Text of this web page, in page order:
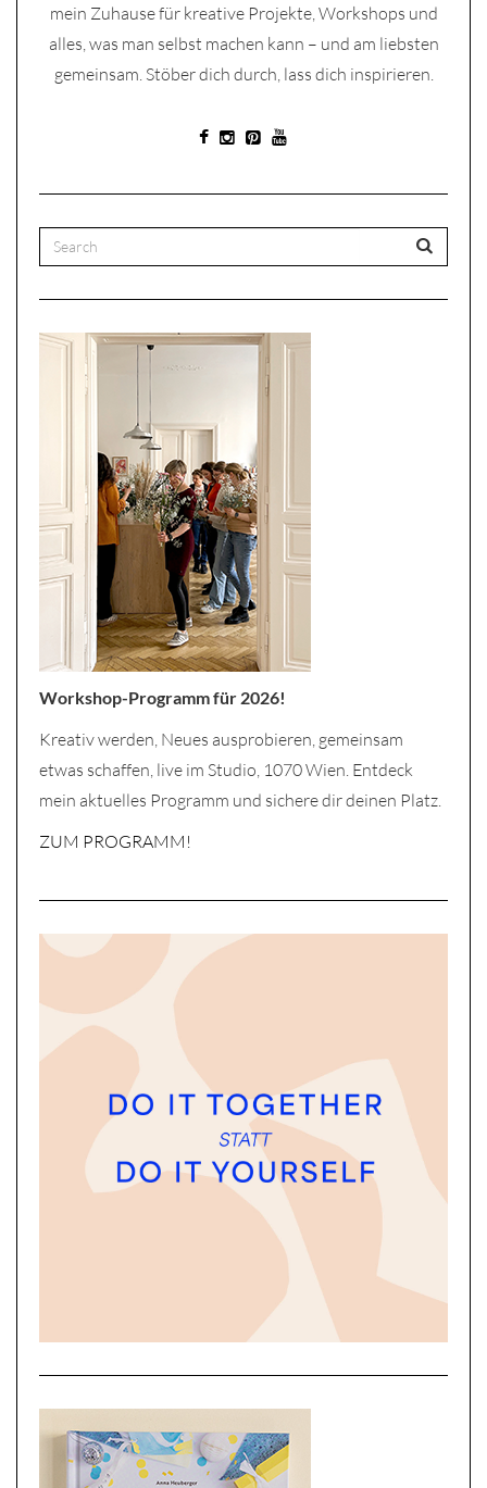
mein Zuhause für kreative Projekte, Workshops und
alles, was man selbst machen kann – und am liebsten
gemeinsam. Stöber dich durch, lass dich inspirieren.
Workshop-Programm für 2026!
Kreativ werden, Neues ausprobieren, gemeinsam
etwas schaffen, live im Studio, 1070 Wien. Entdeck
mein aktuelles Programm und sichere dir deinen Platz.
ZUM PROGRAMM!